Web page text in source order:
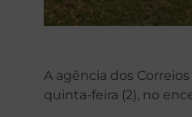
A agência dos
quinta-feira (2), no